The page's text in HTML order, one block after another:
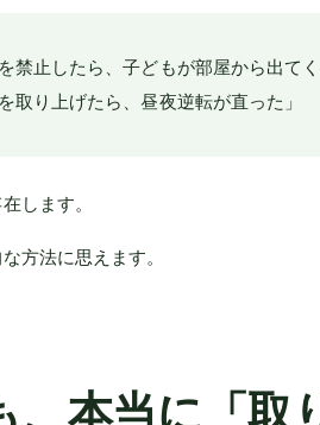
禁止したら、子どもが部屋から出て
取り上げたら、昼夜逆転が直った」
します。
方法に思えます。
、本当に「取